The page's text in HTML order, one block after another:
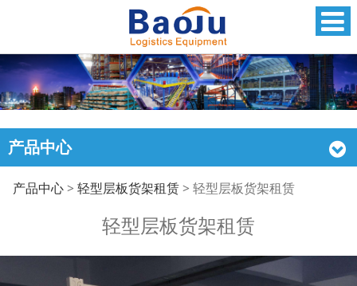
产品中心
轻型层板货架租赁
产品中心> 轻型层板货架租赁> 轻型层板货架租赁
轻型层板货架租赁